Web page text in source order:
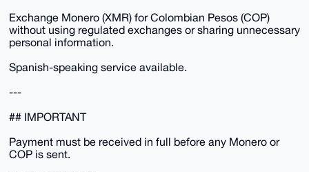
Exchange Monero (XMR) for Colombian Pesos (COP)
without using regulated exchanges or sharing unnecessary
personal information.
Spanish-speaking service available.
---
## IMPORTANT
Payment must be received in full before any Monero or
COP is sent.